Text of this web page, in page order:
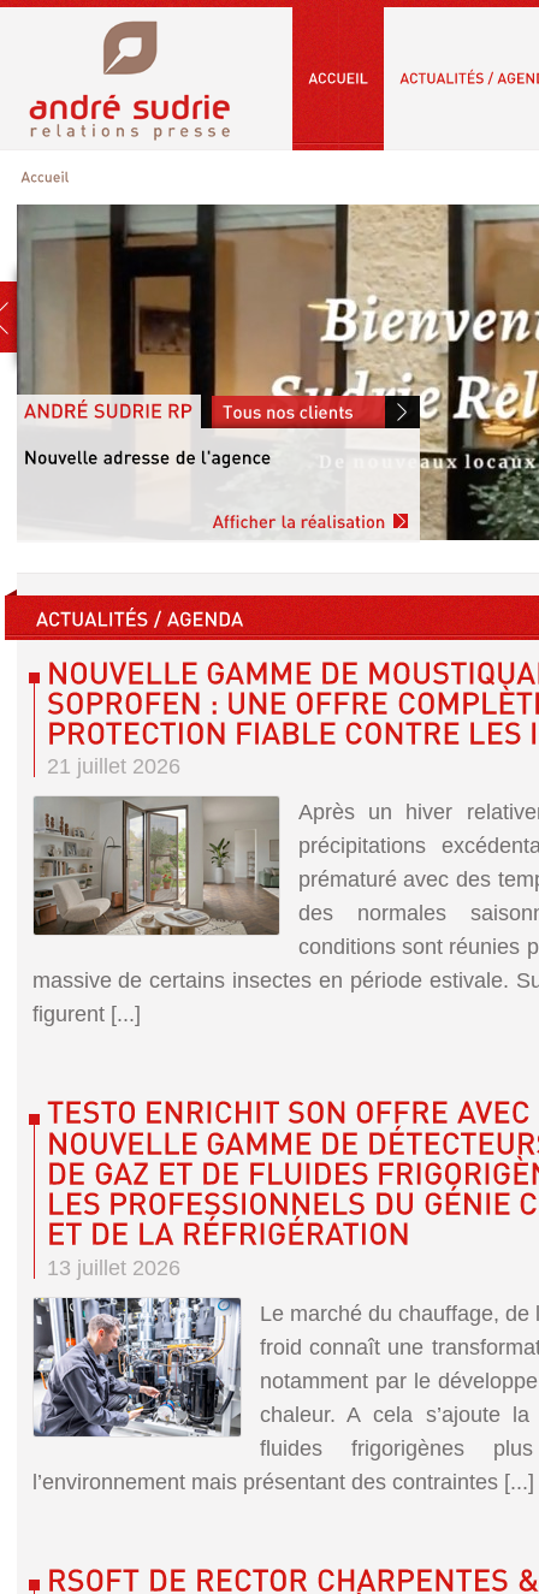
21 juillet 2026
Après un hiver
précipitations
prématuré avec des
des normales
conditions sont réunies
massive de certains insectes en période estivale.
figurent [...]
13 juillet 2026
Le marché du chauffage, de
froid connaît une
notamment par le
chaleur. A cela s’ajoute
fluides frigorigènes
l’environnement mais présentant des contraintes [...]